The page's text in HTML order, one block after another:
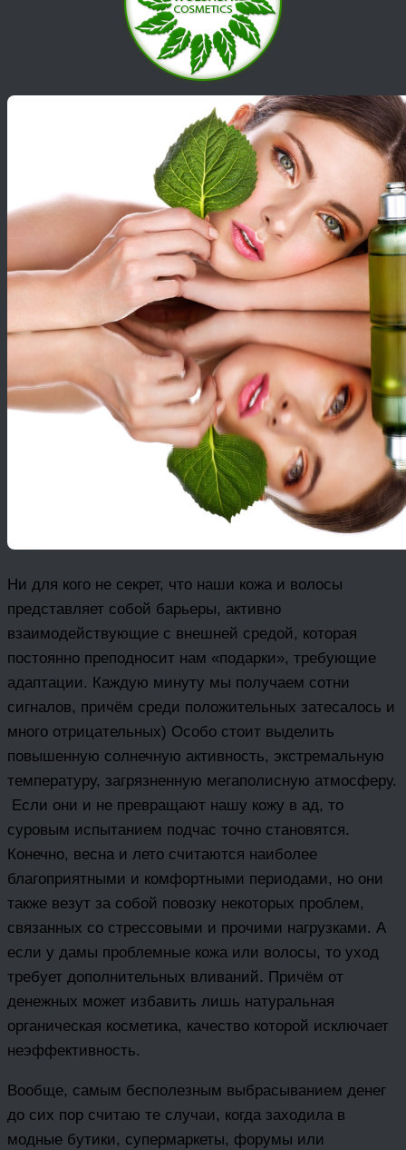
Ни для кого не секрет, что наши кожа и волосы
представляет собой барьеры, активно
взаимодействующие с внешней средой, которая
постоянно преподносит нам «подарки», требующие
адаптации. Каждую минуту мы получаем сотни
сигналов, причём среди положительных затесалось и
много отрицательных) Особо стоит выделить
повышенную солнечную активность, экстремальную
температуру, загрязненную мегаполисную атмосферу.
Если они и не превращают нашу кожу в ад, то
суровым испытанием подчас точно становятся.
Конечно, весна и лето считаются наиболее
благоприятными и комфортными периодами, но они
также везут за собой повозку некоторых проблем,
связанных со стрессовыми и прочими нагрузками. А
если у дамы проблемные кожа или волосы, то уход
требует дополнительных вливаний. Причём от
денежных может избавить лишь натуральная
органическая косметика, качество которой исключает
неэффективность.
Вообще, самым бесполезным выбрасыванием денег
до сих пор считаю те случаи, когда заходила в
модные бутики, супермаркеты, форумы или